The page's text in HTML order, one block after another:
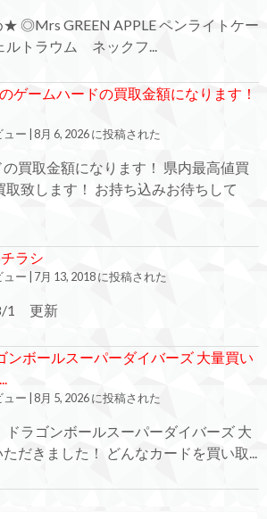
◎Mrs GREEN APPLE ペンライトケー
ルトラウム ネックフ...
ゲームハードの買取金額になります！
ュー 8月 6, 2026 に投稿された
買取金額になります！ 県内最高値買
取致します！ お持ち込みお待ちして
ラシ
ュー 7月 13, 2018 に投稿された
1 更新
ンボールスーパーダイバーズ 大量買い
ュー 8月 5, 2026 に投稿された
ドラゴンボールスーパーダイバーズ 大
だきました！ どんなカードを買い取...